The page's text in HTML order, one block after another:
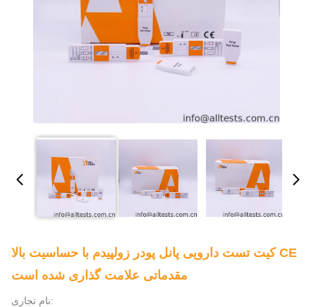
کیت تست دارویی پانل پودر زولپیدم با حساسیت بالا CE
مقدماتی علامت گذاری شده است
نام تجاری: